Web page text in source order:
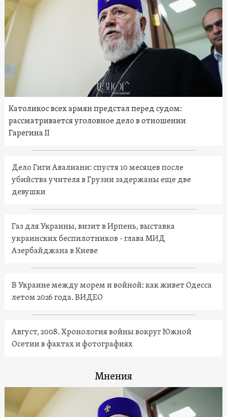
Католикос всех армян предстал перед судом:
рассматривается уголовное дело в отношении
Гарегина II
Дело Гиги Авалиани: спустя 10 месяцев после
убийства учителя в Грузии задержаны еще две
девушки
Газ для Украины, визит в Ирпень, выставка
украинских беспилотников - глава МИД
Азербайджана в Киеве
В Украине между морем и войной: как живет Одесса
летом 2026 года. ВИДЕО
Август, 2008. Хронология войны вокруг Южной
Осетии в фактах и фотографиях
Мнения